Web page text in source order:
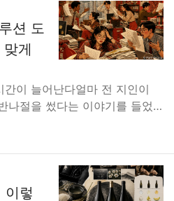
션 도
게
이 늘어난다얼마 전 지인이
나절을 썼다는 이야기를 들었…
이렇